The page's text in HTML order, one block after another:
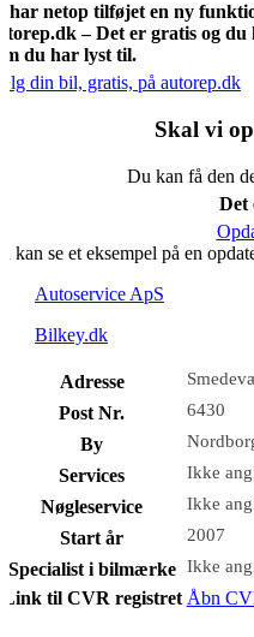
har netop tilføjet en ny
– Det er gratis og du
du har lyst til.
din bil, gratis, på autorep.dk
Skal vi
Du kan få den
Det
kan se et eksempel på en
Autoservice ApS
Bilkey.dk
Adresse
Post Nr. 6430
By
Services Ikke
Nøgleservice Ikke
Start år 2007
Specialist i bilmærke Ikke
Link til CVR registret Åbn